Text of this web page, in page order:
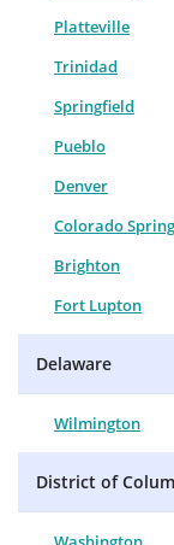
Platteville
Trinidad
Springfield
Pueblo
Denver
Colorado
Brighton
Fort Lupton
Delaware
Wilmington
District of